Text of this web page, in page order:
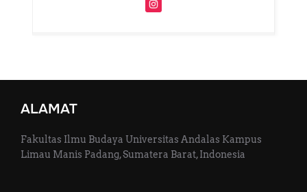
ALAMAT
Fakultas Ilmu Budaya Universitas Andalas Kampus
Limau Manis Padang, Sumatera Barat, Indonesia